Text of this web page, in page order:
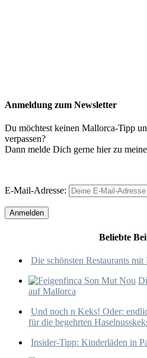
Anmeldung zum Newsletter
Du möchtest keinen Mallorca-Tipp
verpassen?
Dann melde Dich gerne hier zu
E-Mail-Adresse:
Beliebte
Die schönsten Restaurants
auf Mallorca
Und noch n Keks! Oder:
für die begehrten
Insider-Tipp: Kinderläden in